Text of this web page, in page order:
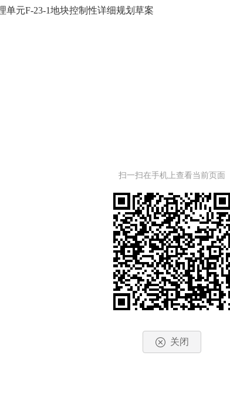
单元F-23-1地块控制性详细规划草案
扫一扫在手机上查看当前页面
关闭